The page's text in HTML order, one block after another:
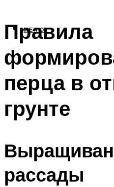
МЕНЮ
Правила
перца в
грунте
рассады